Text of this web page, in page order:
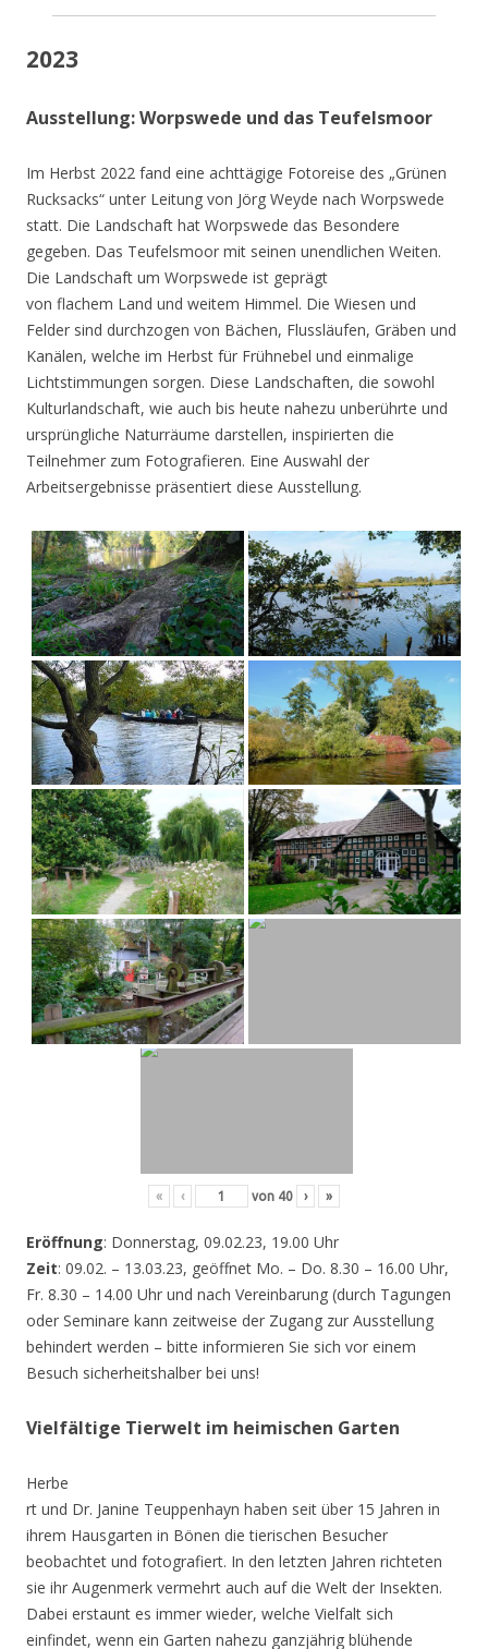
2023
Ausstellung: Worpswede und das Teufelsmoor
Im Herbst 2022 fand eine achttägige Fotoreise des „Grünen
Rucksacks“ unter Leitung von Jörg Weyde nach Worpswede
statt. Die Landschaft hat Worpswede das Besondere
gegeben. Das Teufelsmoor mit seinen unendlichen Weiten.
Die Landschaft um Worpswede ist geprägt
von flachem Land und weitem Himmel. Die Wiesen und
Felder sind durchzogen von Bächen, Flussläufen, Gräben und
Kanälen, welche im Herbst für Frühnebel und einmalige
Lichtstimmungen sorgen. Diese Landschaften, die sowohl
Kulturlandschaft, wie auch bis heute nahezu unberührte und
ursprüngliche Naturräume darstellen, inspirierten die
Teilnehmer zum Fotografieren. Eine Auswahl der
Arbeitsergebnisse präsentiert diese Ausstellung.
« ‹ von 40 › »
Eröffnung: Donnerstag, 09.02.23, 19.00 Uhr
Zeit: 09.02. – 13.03.23, geöffnet Mo. – Do. 8.30 – 16.00 Uhr,
Fr. 8.30 – 14.00 Uhr und nach Vereinbarung (durch Tagungen
oder Seminare kann zeitweise der Zugang zur Ausstellung
behindert werden – bitte informieren Sie sich vor einem
Besuch sicherheitshalber bei uns!
Vielfältige Tierwelt im heimischen Garten
Herbe
rt und Dr. Janine Teuppenhayn haben seit über 15 Jahren in
ihrem Hausgarten in Bönen die tierischen Besucher
beobachtet und fotografiert. In den letzten Jahren richteten
sie ihr Augenmerk vermehrt auch auf die Welt der Insekten.
Dabei erstaunt es immer wieder, welche Vielfalt sich
einfindet, wenn ein Garten nahezu ganzjährig blühende